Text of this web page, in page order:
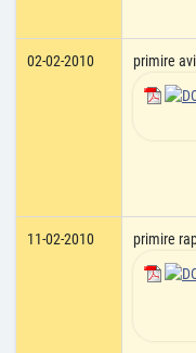
02-02-2010
primire
11-02-2010
primire